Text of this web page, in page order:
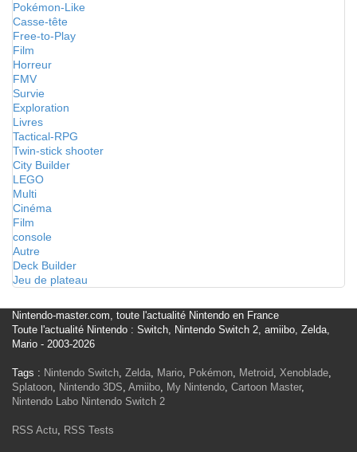
Pokémon-Like
Casse-tête
Free-to-Play
Film
Horreur
FMV
Survie
Exploration
Livres
Tactical-RPG
Twin-stick shooter
City Builder
LEGO
Multi
Cinéma
Film
console
Autre
Deck Builder
Jeu de plateau
Nintendo-master.com, toute l'actualité Nintendo en France
Toute l'actualité Nintendo : Switch, Nintendo Switch 2, amiibo, Zelda,
Mario - 2003-2026
Tags : Nintendo Switch, Zelda, Mario, Pokémon, Metroid, Xenoblade,
Splatoon, Nintendo 3DS, Amiibo, My Nintendo, Cartoon Master,
Nintendo Labo Nintendo Switch 2
RSS Actu, RSS Tests